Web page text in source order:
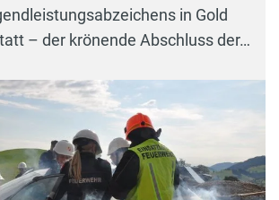
in Gold
– der krönende Abschluss der…